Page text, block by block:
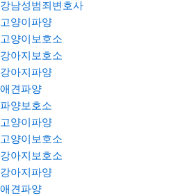
강남성범죄변호사
고양이파양
고양이보호소
강아지보호소
강아지파양
애견파양
파양보호소
고양이파양
고양이보호소
강아지보호소
강아지파양
애견파양